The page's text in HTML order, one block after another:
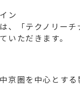
ン
、「テクノリー
いただきます。
京圏を中心とする